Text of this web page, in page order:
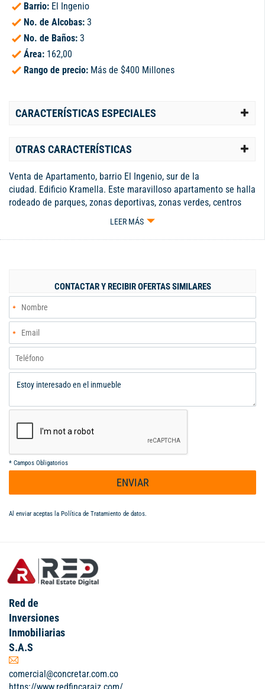
Barrio: El Ingenio
No. de Alcobas: 3
No. de Baños: 3
Área: 162,00
Rango de precio: Más de $400 Millones
CARACTERÍSTICAS ESPECIALES
OTRAS CARACTERÍSTICAS
Venta de Apartamento, barrio El Ingenio, sur de la
ciudad. Edificio Kramella. Este maravilloso apartamento se halla
rodeado de parques, zonas deportivas, zonas verdes, centros
comerciales, colegios y universidades, además de contar con
residencial. Tamaño área construida de 162m2 lo hacen ideal
con un amplio balcón, una biblioteca/estudio, un
citófono/intercomunicador, clósets, cocina integral tipo
americano y un depósito. Tanto el garaje como el parqueadero
para visitantes cuentan con acceso pavimentado, por lo que no
será difícil moverse entre los vehículos. El gas domiciliario se
encarga de cuidar el correcto funcionamiento del hogar y la
entrada de las alcobas se ve acogida por el hall.
LEER MÁS
CONTACTAR Y RECIBIR OFERTAS SIMILARES
* Campos Obligatorios
ENVIAR
Al enviar aceptas la Política de Tratamiento de datos.
Red de
Inversiones
Inmobiliarias
S.A.S
comercial@concretar.com.co